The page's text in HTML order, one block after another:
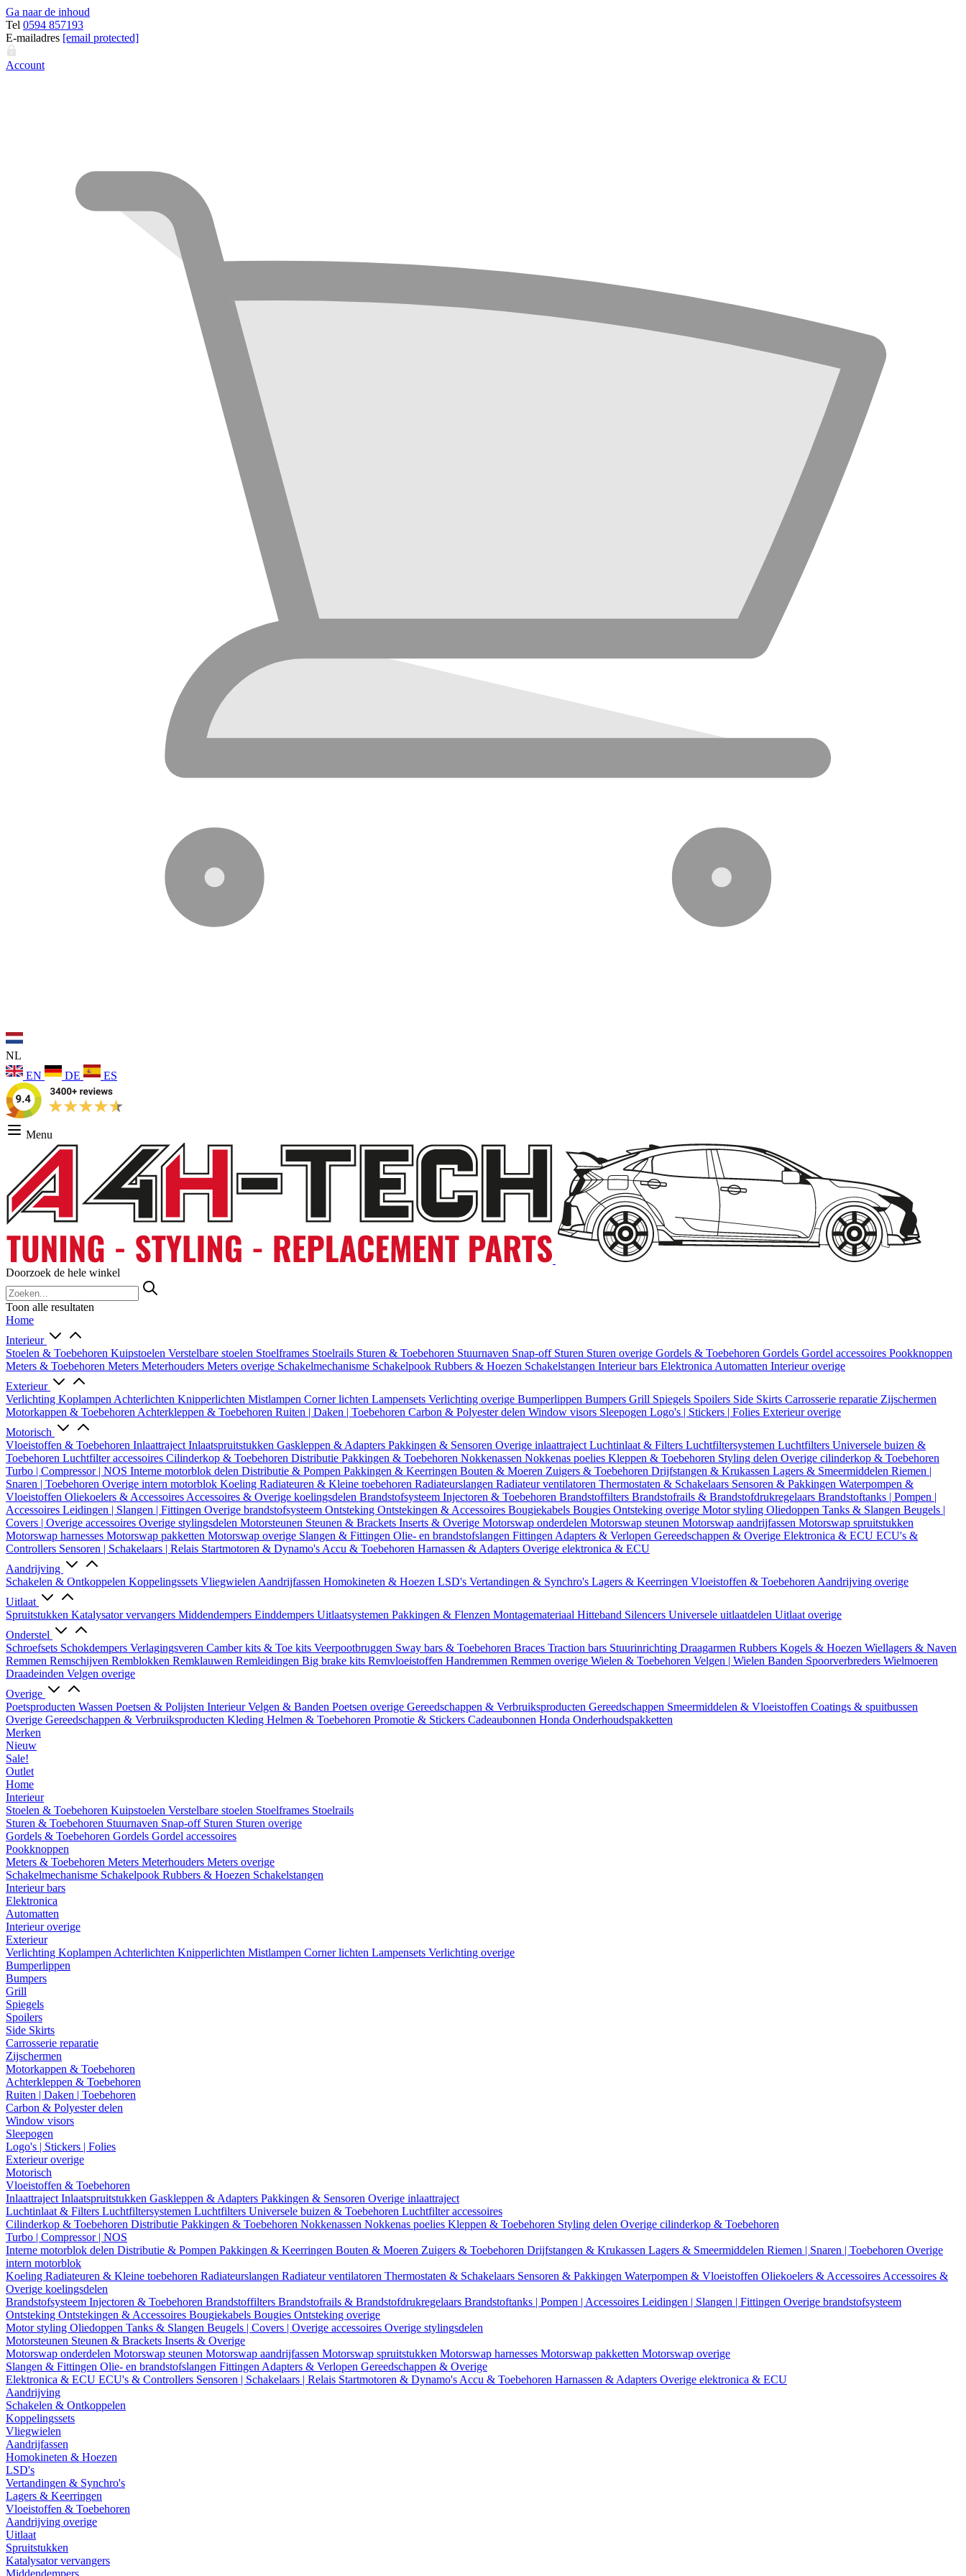
Ga naar de inhoud
Tel 0594 857193
E-mailadres [email protected]
Account
NL
EN
DE ES
Menu
Doorzoek de hele winkel
Toon alle resultaten
Home
Interieur
Stoelen & Toebehoren Kuipstoelen Verstelbare stoelen Stoelframes Stoelrails Sturen & Toebehoren Stuurnaven Snap-off Sturen Sturen overige Gordels & Toebehoren Gordels Gordel accessoires Pookknoppen
Meters & Toebehoren Meters Meterhouders Meters overige Schakelmechanisme Schakelpook Rubbers & Hoezen Schakelstangen Interieur bars Elektronica Automatten Interieur overige
Exterieur
Verlichting Koplampen Achterlichten Knipperlichten Mistlampen Corner lichten Lampensets Verlichting overige Bumperlippen Bumpers Grill Spiegels Spoilers Side Skirts Carrosserie reparatie Zijschermen
Motorkappen & Toebehoren Achterkleppen & Toebehoren Ruiten | Daken | Toebehoren Carbon & Polyester delen Window visors Sleepogen Logo's | Stickers | Folies Exterieur overige
Motorisch
Vloeistoffen & Toebehoren Inlaattraject Inlaatspruitstukken Gaskleppen & Adapters Pakkingen & Sensoren Overige inlaattraject Luchtinlaat & Filters Luchtfiltersystemen Luchtfilters Universele buizen &
Toebehoren Luchtfilter accessoires Cilinderkop & Toebehoren Distributie Pakkingen & Toebehoren Nokkenassen Nokkenas poelies Kleppen & Toebehoren Styling delen Overige cilinderkop & Toebehoren
Turbo | Compressor | NOS Interne motorblok delen Distributie & Pompen Pakkingen & Keerringen Bouten & Moeren Zuigers & Toebehoren Drijfstangen & Krukassen Lagers & Smeermiddelen Riemen |
Snaren | Toebehoren Overige intern motorblok Koeling Radiateuren & Kleine toebehoren Radiateurslangen Radiateur ventilatoren Thermostaten & Schakelaars Sensoren & Pakkingen Waterpompen &
Vloeistoffen Oliekoelers & Accessoires Accessoires & Overige koelingsdelen Brandstofsysteem Injectoren & Toebehoren Brandstoffilters Brandstofrails & Brandstofdrukregelaars Brandstoftanks | Pompen |
Accessoires Leidingen | Slangen | Fittingen Overige brandstofsysteem Ontsteking Ontstekingen & Accessoires Bougiekabels Bougies Ontsteking overige Motor styling Oliedoppen Tanks & Slangen Beugels |
Covers | Overige accessoires Overige stylingsdelen Motorsteunen Steunen & Brackets Inserts & Overige Motorswap onderdelen Motorswap steunen Motorswap aandrijfassen Motorswap spruitstukken
Motorswap harnesses Motorswap pakketten Motorswap overige Slangen & Fittingen Olie- en brandstofslangen Fittingen Adapters & Verlopen Gereedschappen & Overige Elektronica & ECU ECU's &
Controllers Sensoren | Schakelaars | Relais Startmotoren & Dynamo's Accu & Toebehoren Harnassen & Adapters Overige elektronica & ECU
Aandrijving
Schakelen & Ontkoppelen Koppelingssets Vliegwielen Aandrijfassen Homokineten & Hoezen LSD's Vertandingen & Synchro's Lagers & Keerringen Vloeistoffen & Toebehoren Aandrijving overige
Uitlaat
Spruitstukken Katalysator vervangers Middendempers Einddempers Uitlaatsystemen Pakkingen & Flenzen Montagemateriaal Hitteband Silencers Universele uitlaatdelen Uitlaat overige
Onderstel
Schroefsets Schokdempers Verlagingsveren Camber kits & Toe kits Veerpootbruggen Sway bars & Toebehoren Braces Traction bars Stuurinrichting Draagarmen Rubbers Kogels & Hoezen Wiellagers & Naven
Remmen Remschijven Remblokken Remklauwen Remleidingen Big brake kits Remvloeistoffen Handremmen Remmen overige Wielen & Toebehoren Velgen | Wielen Banden Spoorverbreders Wielmoeren
Draadeinden Velgen overige
Overige
Poetsproducten Wassen Poetsen & Polijsten InterieurVelgen & Banden Poetsen overige Gereedschappen & Verbruiksproducten Gereedschappen Smeermiddelen & Vloeistoffen Coatings & spuitbussen
Overige Gereedschappen & Verbruiksproducten Kleding Helmen & Toebehoren Promotie & Stickers Cadeaubonnen Honda Onderhoudspakketten
Merken
Nieuw
Sale!
Outlet
Home
Interieur
Stoelen & Toebehoren Kuipstoelen Verstelbare stoelen Stoelframes Stoelrails
Sturen & Toebehoren Stuurnaven Snap-off Sturen Sturen overige
Gordels & Toebehoren Gordels Gordel accessoires
Pookknoppen
Meters & Toebehoren Meters Meterhouders Meters overige
Schakelmechanisme Schakelpook Rubbers & Hoezen Schakelstangen
Interieur bars
Elektronica
Automatten
Interieur overige
Exterieur
Verlichting Koplampen Achterlichten Knipperlichten Mistlampen Corner lichten Lampensets Verlichting overige
Bumperlippen
Bumpers
Grill
Spiegels
Spoilers
Side Skirts
Carrosserie reparatie
Zijschermen
Motorkappen & Toebehoren
Achterkleppen & Toebehoren
Ruiten | Daken | Toebehoren
Carbon & Polyester delen
Window visors
Sleepogen
Logo's | Stickers | Folies
Exterieur overige
Motorisch
Vloeistoffen & Toebehoren
Inlaattraject Inlaatspruitstukken Gaskleppen & Adapters Pakkingen & Sensoren Overige inlaattraject
Luchtinlaat & Filters Luchtfiltersystemen Luchtfilters Universele buizen & Toebehoren Luchtfilter accessoires
Cilinderkop & Toebehoren Distributie Pakkingen & Toebehoren Nokkenassen Nokkenas poelies Kleppen & Toebehoren Styling delen Overige cilinderkop & Toebehoren
Turbo | Compressor | NOS
Interne motorblok delen Distributie & Pompen Pakkingen & Keerringen Bouten & Moeren Zuigers & Toebehoren Drijfstangen & Krukassen Lagers & Smeermiddelen Riemen | Snaren | Toebehoren Overige
intern motorblok
Koeling Radiateuren & Kleine toebehoren Radiateurslangen Radiateur ventilatoren Thermostaten & Schakelaars Sensoren & Pakkingen Waterpompen & Vloeistoffen Oliekoelers & Accessoires Accessoires &
Overige koelingsdelen
Brandstofsysteem Injectoren & Toebehoren Brandstoffilters Brandstofrails & Brandstofdrukregelaars Brandstoftanks | Pompen | Accessoires Leidingen | Slangen | Fittingen Overige brandstofsysteem
Ontsteking Ontstekingen & Accessoires Bougiekabels Bougies Ontsteking overige
Motor styling Oliedoppen Tanks & Slangen Beugels | Covers | Overige accessoires Overige stylingsdelen
Motorsteunen Steunen & Brackets Inserts & Overige
Motorswap onderdelen Motorswap steunen Motorswap aandrijfassen Motorswap spruitstukken Motorswap harnesses Motorswap pakketten Motorswap overige
Slangen & Fittingen Olie- en brandstofslangen Fittingen Adapters & Verlopen Gereedschappen & Overige
Elektronica & ECU ECU's & Controllers Sensoren | Schakelaars | Relais Startmotoren & Dynamo's Accu & Toebehoren Harnassen & Adapters Overige elektronica & ECU
Aandrijving
Schakelen & Ontkoppelen
Koppelingssets
Vliegwielen
Aandrijfassen
Homokineten & Hoezen
LSD's
Vertandingen & Synchro's
Lagers & Keerringen
Vloeistoffen & Toebehoren
Aandrijving overige
Uitlaat
Spruitstukken
Katalysator vervangers
Middendempers